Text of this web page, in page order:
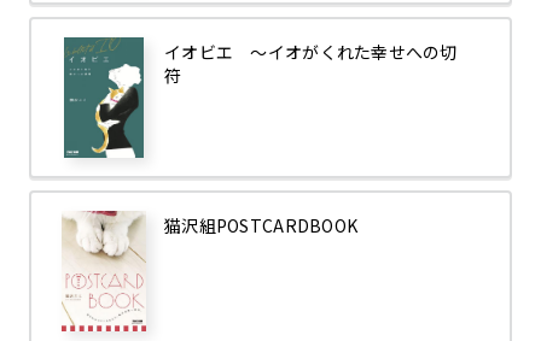
イオビエ ～イオがくれた幸せへの切
符
猫沢組POSTCARDBOOK